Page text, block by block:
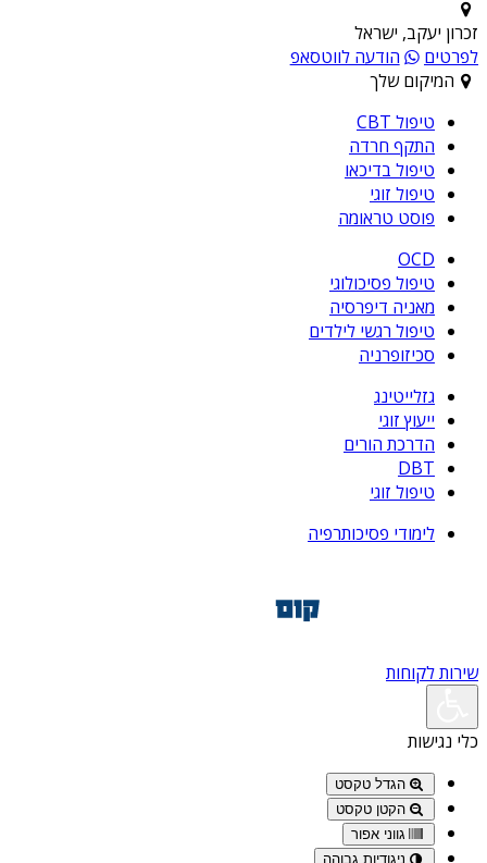
זכרון יעקב, ישראל
לפרטים
הודעה לווטסאפ
המיקום שלך
טיפול CBT
התקף חרדה
טיפול בדיכאו
טיפול זוגי
פוסט טראומה
OCD
טיפול פסיכולוגי
מאניה דיפרסיה
טיפול רגשי לילדים
סכיזופרניה
גזלייטינג
ייעוץ זוגי
הדרכת הורים
DBT
טיפול זוגי
לימודי פסיכותרפיה
שירות לקוחות
כלי נגישות
הגדל טקסט
הקטן טקסט
גווני אפור
ניגודיות גבוהה